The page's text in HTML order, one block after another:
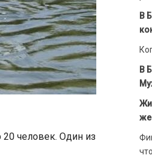
человек. Один из
В
В